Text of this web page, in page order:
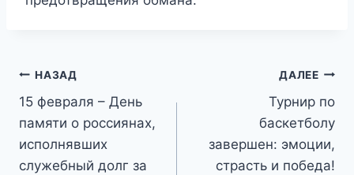
Навигация
по
записям
НАЗАД
15 февраля – День
памяти о россиянах,
исполнявших
служебный долг за
ДАЛЕЕ
Турнир по
баскетболу
завершен: эмоции,
страсть и победа!